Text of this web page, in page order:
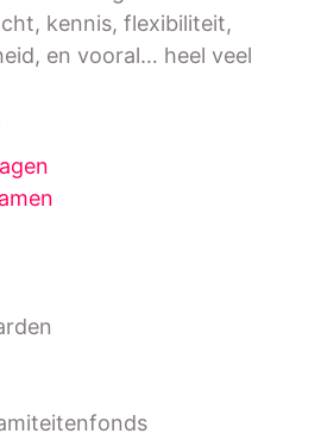
kennis, flexibiliteit,
en vooral… heel veel